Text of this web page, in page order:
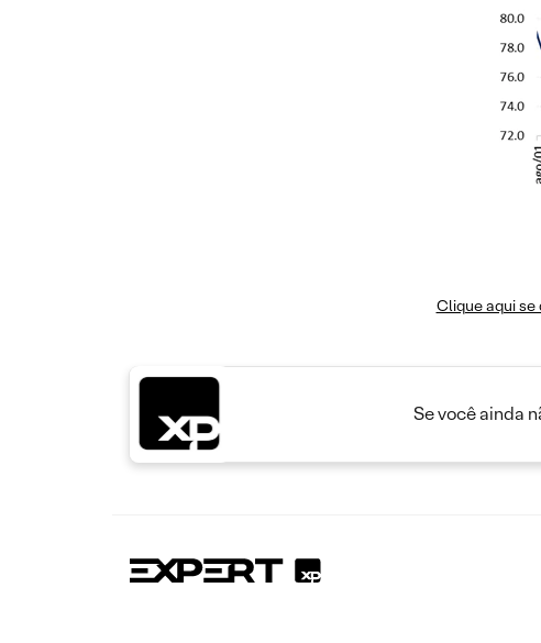
Clique aqui
Se você ainda